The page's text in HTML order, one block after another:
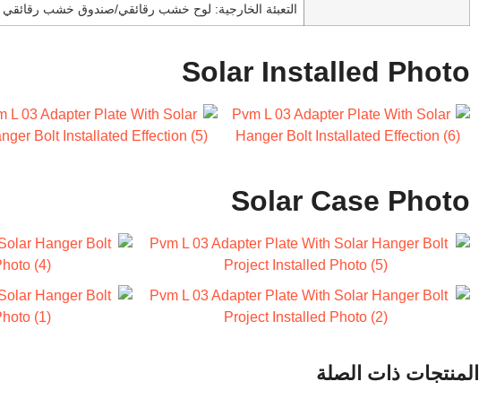
التعبئة الخارجية: لوح خشب رقائقي/صندوق خشب رقائقي
Solar Installed Photo
Solar Case Photo
المنتجات ذات الصلة